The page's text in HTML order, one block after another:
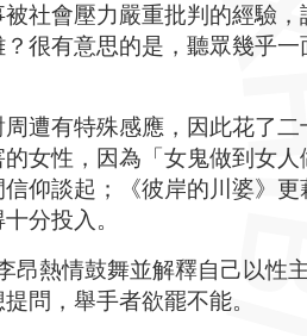
社會壓力嚴重批判的經驗
很有意思的是，聽眾幾乎一
遭有特殊感應，因此花了二
女性，因為「女鬼做到女
仰談起；《彼岸的川婆》
分投入。
熱情鼓舞並解釋自己以性
問，舉手者欲罷不能。